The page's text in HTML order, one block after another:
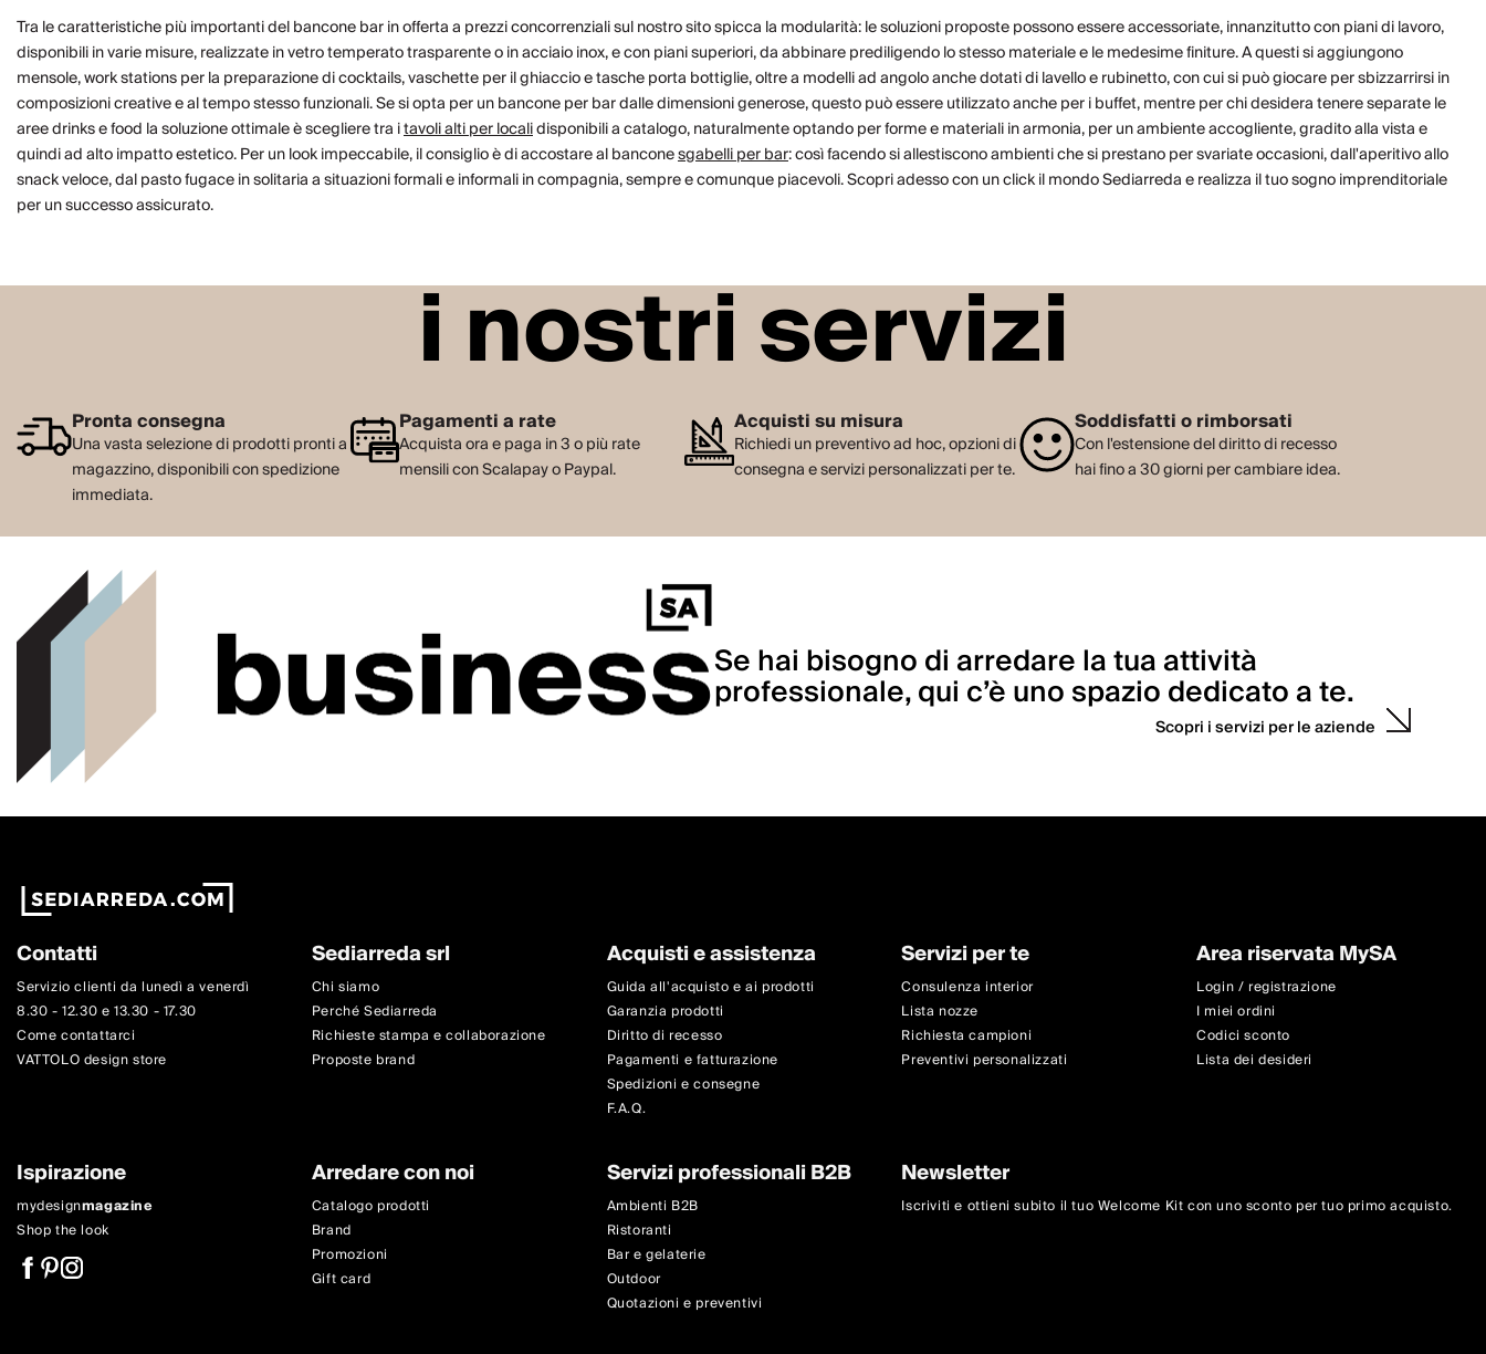
Tra le caratteristiche più importanti del bancone bar in offerta a prezzi concorrenziali sul nostro sito spicca la modularità: le soluzioni proposte possono essere accessoriate, innanzitutto conpiani di lavoro,
disponibili in varie misure, realizzate invetro temperatotrasparente o inacciaio inox, e conpiani superiori, da abbinare prediligendo lo stesso materiale e le medesime finiture. A questi si aggiungono
mensole,work stationsper la preparazione di cocktails,vaschette per il ghiaccioetasche porta bottiglie, oltre a modelli ad angolo anche dotati di lavello e rubinetto, con cui si può giocare per sbizzarrirsi in
composizioni creative e al tempo stesso funzionali. Se si opta per un bancone per bar dalle dimensioni generose, questo può essere utilizzato anche per i buffet, mentre per chi desidera tenere separate le
aree drinks e food la soluzione ottimale è scegliere tra itavoli alti per localidisponibili a catalogo, naturalmente optando per forme e materiali in armonia, per un ambiente accogliente, gradito alla vista e
quindi ad alto impatto estetico. Per un look impeccabile, il consiglio è di accostare al banconesgabelli per bar: così facendo si allestiscono ambienti che si prestano per svariate occasioni, dall'aperitivo allo
snack veloce, dal pasto fugace in solitaria a situazioni formali e informali in compagnia, sempre e comunque piacevoli. Scopri adesso con un click il mondo Sediarreda e realizza il tuo sogno imprenditoriale
per un successo assicurato.
i nostri servizi
Pronta consegna
Una vasta selezione di prodotti pronti a
magazzino, disponibili con spedizione
immediata.
Pagamenti a rate
Acquista ora e paga in 3 o più rate
mensili con Scalapay o Paypal.
Acquisti su misura
Richiedi un preventivo ad hoc, opzioni di
consegna e servizi personalizzati per te.
Soddisfatti o rimborsati
Con l'estensione del diritto di recesso
hai fino a 30 giorni per cambiare idea.
Se hai bisogno di arredare la tua attività
professionale, qui c’è uno spazio dedicato a te.
Scopri i servizi per le aziende
Contatti
Servizio clienti da lunedì a venerdì
8.30 - 12.30 e 13.30 - 17.30
Come contattarci
VATTOLO design store
Sediarreda srl
Chi siamo
Perché Sediarreda
Richieste stampa e collaborazione
Proposte brand
Acquisti e assistenza
Guida all'acquisto e ai prodotti
Garanzia prodotti
Diritto di recesso
Pagamenti e fatturazione
Spedizioni e consegne
F.A.Q.
Servizi per te
Consulenza interior
Lista nozze
Richiesta campioni
Preventivi personalizzati
Area riservata MySA
Login / registrazione
I miei ordini
Codici sconto
Lista dei desideri
Ispirazione
mydesignmagazine
Shop the look
Arredare con noi
Catalogo prodotti
Brand
Promozioni
Gift card
Servizi professionali B2B
Ambienti B2B
Ristoranti
Bar e gelaterie
Outdoor
Quotazioni e preventivi
Newsletter
Iscriviti e ottieni subito il tuo Welcome Kit con uno sconto per tuo primo acquisto.